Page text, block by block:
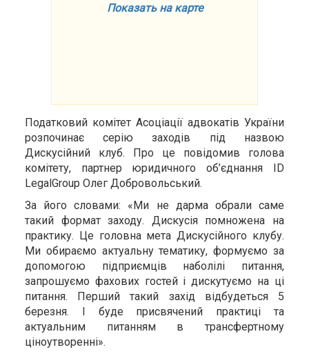
Показать на карте
Податковий комітет Асоціації адвокатів України
розпочинає серію заходів під назвою
Дискусійний клуб. Про це повідомив голова
комітету, партнер юридичного об’єднання ID
LegalGroup Олег Добровольський.
За його словами: «Ми не дарма обрали саме
такий формат заходу. Дискусія помножена на
практику. Це головна мета Дискусійного клубу.
Ми обираємо актуальну тематику, формуємо за
допомогою підприємців наболілі питання,
запрошуємо фахових гостей і дискутуємо на ці
питання. Перший такий захід відбудеться 5
березня. І буде присвячений практиці та
актуальним питанням в трансфертному
ціноутворенні».